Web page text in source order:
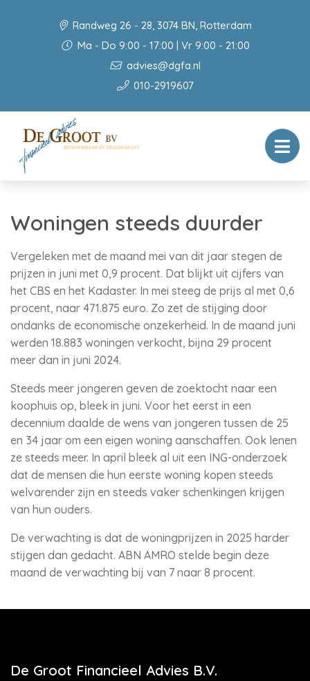
Randweg 26 - 28, 3074 BN, Rotterdam
Ma - Do 9:00 - 17:00 | Vr 9:00 - 21:00
advies@dgfa.nl
010-2919607
Woningen steeds duurder
Vergeleken met de maand mei van dit jaar stegen de
prijzen in juni met 0,9 procent. Dat blijkt uit cijfers van
het CBS en het Kadaster. In mei steeg de prijs al met 0,6
procent, naar 471.875 euro. Zo zet de stijging door
ondanks de economische onzekerheid. In de maand juni
werden 18.883 woningen verkocht, bijna 29 procent
meer dan in juni 2024.
Steeds meer jongeren geven de zoektocht naar een
koophuis op, bleek in juni. Voor het eerst in een
decennium daalde de wens van jongeren tussen de 25
en 34 jaar om een eigen woning aanschaffen. Ook lenen
ze steeds meer. In april bleek al uit een ING-onderzoek
dat de mensen die hun eerste woning kopen steeds
welvarender zijn en steeds vaker schenkingen krijgen
van hun ouders.
De verwachting is dat de woningprijzen in 2025 harder
stijgen dan gedacht. ABN AMRO stelde begin deze
maand de verwachting bij van 7 naar 8 procent.
De Groot Financieel Advies B.V.